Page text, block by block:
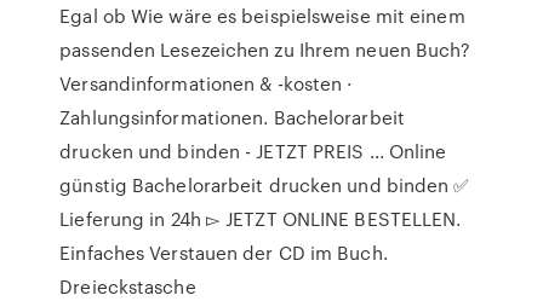
Egal ob Wie wäre es beispielsweise mit einem
passenden Lesezeichen zu Ihrem neuen Buch?
Versandinformationen & -kosten ·
Zahlungsinformationen. Bachelorarbeit
drucken und binden - JETZT PREIS ... Online
günstig Bachelorarbeit drucken und binden ✅
Lieferung in 24h ▻ JETZT ONLINE BESTELLEN.
Einfaches Verstauen der CD im Buch.
Dreieckstasche